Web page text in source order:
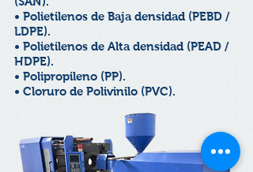
• Polietilenos de Baja densidad (PEBD /
LDPE).
• Polietilenos de Alta densidad (PEAD /
HDPE).
• Polipropileno (PP).
• Cloruro de Polivinilo (PVC).